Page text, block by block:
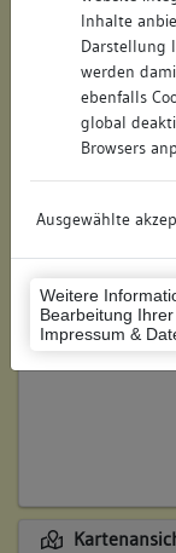
Inhalte
Darstellung
werden
ebenfalls
global
Browsers
Ausgewählte
Weitere
Bearbeitung
Impressum &
Regierungsbezirk:
Flurstücknummer:
Historischer
Lage des